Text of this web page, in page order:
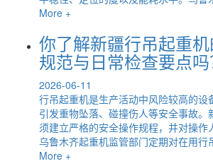
More +
你了解新疆行吊起重
规范与日常检查要点吗
2026-06-11
行吊起重机是生产活动中风险较高的设
引发重物坠落、碰撞伤人等安全事故。
须建立严格的安全操作规程，并对操作
乌鲁木齐起重机监管部门定期对在用行
More +